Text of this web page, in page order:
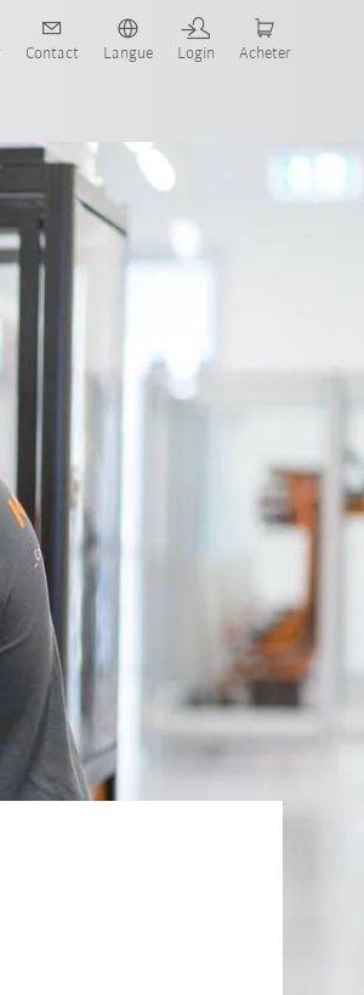
Contact Langue Login Acheter